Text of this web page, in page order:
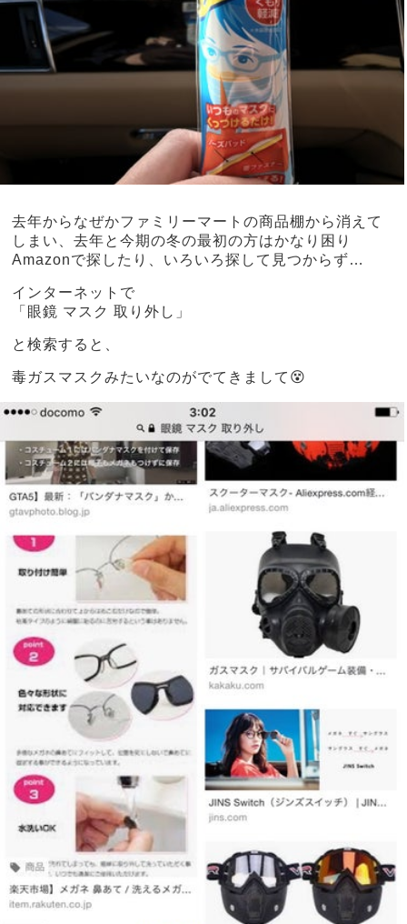
去年からなぜかファミリーマートの商品棚から消えて
しまい、去年と今期の冬の最初の方はかなり困り
Amazonで探したり、いろいろ探して見つからず…
インターネットで
「眼鏡 マスク 取り外し」
と検索すると、
毒ガスマスクみたいなのがでてきまして😵